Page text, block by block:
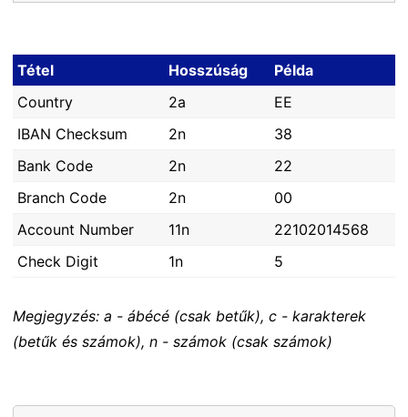
Tétel Hosszúság
Példa
Country
2a
EE
IBAN Checksum
2n
38
Bank Code
2n
22
Branch Code
2n
00
Account Number
11n
22102014568
Check Digit
1n 5
Megjegyzés: a - ábécé (csak betűk), c - karakterek
(betűk és számok), n - számok (csak számok)